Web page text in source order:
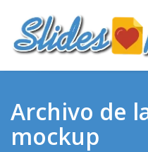
Archivo de
mockup